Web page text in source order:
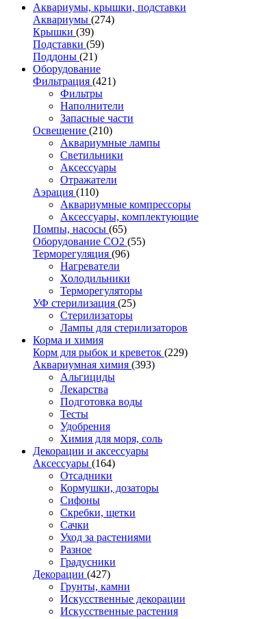
Аквариумы, крышки, подставки
Аквариумы (274)
Крышки (39)
Подставки (59)
Поддоны (21)
Оборудование
Фильтрация (421)
Фильтры
Наполнители
Запасные части
Освещение (210)
Аквариумные лампы
Светильники
Аксессуары
Отражатели
Аэрация (110)
Аквариумные компрессоры
Аксессуары, комплектующие
Помпы, насосы (65)
Оборудование CO2 (55)
Терморегуляция (96)
Нагреватели
Холодильники
Терморегуляторы
УФ стерилизация (25)
Стерилизаторы
Лампы для стерилизаторов
Корма и химия
Корм для рыбок и креветок (229)
Аквариумная химия (393)
Альгициды
Лекарства
Подготовка воды
Тесты
Удобрения
Химия для моря, соль
Декорации и аксессуары
Аксессуары (164)
Отсадники
Кормушки, дозаторы
Сифоны
Скребки, щетки
Сачки
Уход за растениями
Разное
Градусники
Декорации (427)
Грунты, камни
Искусственные декорации
Искусственные растения